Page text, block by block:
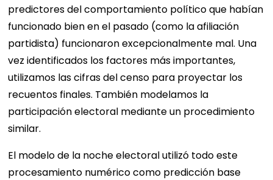
predictores del comportamiento político que habían
funcionado bien en el pasado (como la afiliación
partidista) funcionaron excepcionalmente mal. Una
vez identificados los factores más importantes,
utilizamos las cifras del censo para proyectar los
recuentos finales. También modelamos la
participación electoral mediante un procedimiento
similar.
El modelo de la noche electoral utilizó todo este
procesamiento numérico como predicción base